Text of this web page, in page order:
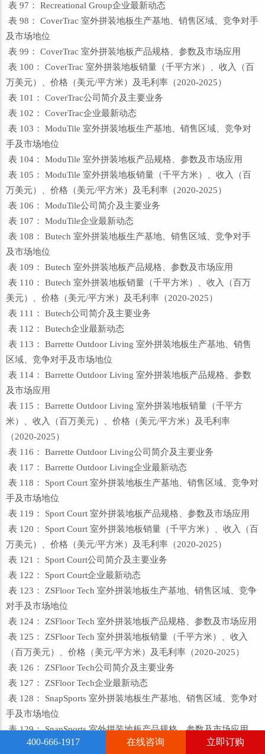
表 97： Recreational Group企业最新动态
表 98： CoverTrac 室外拼装地板生产基地、销售区域、竞争对手
及市场地位
表 99： CoverTrac 室外拼装地板产品规格、参数及市场应用
表 100： CoverTrac 室外拼装地板销量（千平方米）、收入（百
万美元）、价格（美元/平方米）及毛利率（2020-2025）
表 101： CoverTrac公司简介及主要业务
表 102： CoverTrac企业最新动态
表 103： ModuTile 室外拼装地板生产基地、销售区域、竞争对
手及市场地位
表 104： ModuTile 室外拼装地板产品规格、参数及市场应用
表 105： ModuTile 室外拼装地板销量（千平方米）、收入（百
万美元）、价格（美元/平方米）及毛利率（2020-2025）
表 106： ModuTile公司简介及主要业务
表 107： ModuTile企业最新动态
表 108： Butech 室外拼装地板生产基地、销售区域、竞争对手
及市场地位
表 109： Butech 室外拼装地板产品规格、参数及市场应用
表 110： Butech 室外拼装地板销量（千平方米）、收入（百万
美元）、价格（美元/平方米）及毛利率（2020-2025）
表 111： Butech公司简介及主要业务
表 112： Butech企业最新动态
表 113： Barrette Outdoor Living 室外拼装地板生产基地、销售
区域、竞争对手及市场地位
表 114： Barrette Outdoor Living 室外拼装地板产品规格、参数
及市场应用
表 115： Barrette Outdoor Living 室外拼装地板销量（千平方
米）、收入（百万美元）、价格（美元/平方米）及毛利率
（2020-2025）
表 116： Barrette Outdoor Living公司简介及主要业务
表 117： Barrette Outdoor Living企业最新动态
表 118： Sport Court 室外拼装地板生产基地、销售区域、竞争对
手及市场地位
表 119： Sport Court 室外拼装地板产品规格、参数及市场应用
表 120： Sport Court 室外拼装地板销量（千平方米）、收入（百
万美元）、价格（美元/平方米）及毛利率（2020-2025）
表 121： Sport Court公司简介及主要业务
表 122： Sport Court企业最新动态
表 123： ZSFloor Tech 室外拼装地板生产基地、销售区域、竞争
对手及市场地位
表 124： ZSFloor Tech 室外拼装地板产品规格、参数及市场应用
表 125： ZSFloor Tech 室外拼装地板销量（千平方米）、收入
（百万美元）、价格（美元/平方米）及毛利率（2020-2025）
表 126： ZSFloor Tech公司简介及主要业务
表 127： ZSFloor Tech企业最新动态
表 128： SnapSports 室外拼装地板生产基地、销售区域、竞争对
手及市场地位
表 129： SnapSports 室外拼装地板产品规格、参数及市场应用
表 130： SnapSports 室外拼装地板销量（千平方米）、收入（百
400-666-1917 在线咨询 立即订购